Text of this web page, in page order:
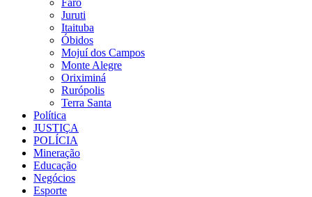
Juruti
Itaituba
Óbidos
Mojuí dos Campos
Monte Alegre
Oriximiná
Rurópolis
Terra Santa
Política
JUSTIÇA
POLÍCIA
Mineração
Educação
Negócios
Esporte